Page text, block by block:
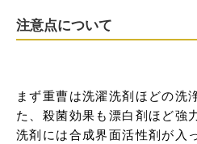
注意点について
まず重曹は洗濯洗剤ほどの洗
た、殺菌効果も漂白剤ほど強
洗剤には合成界面活性剤が入